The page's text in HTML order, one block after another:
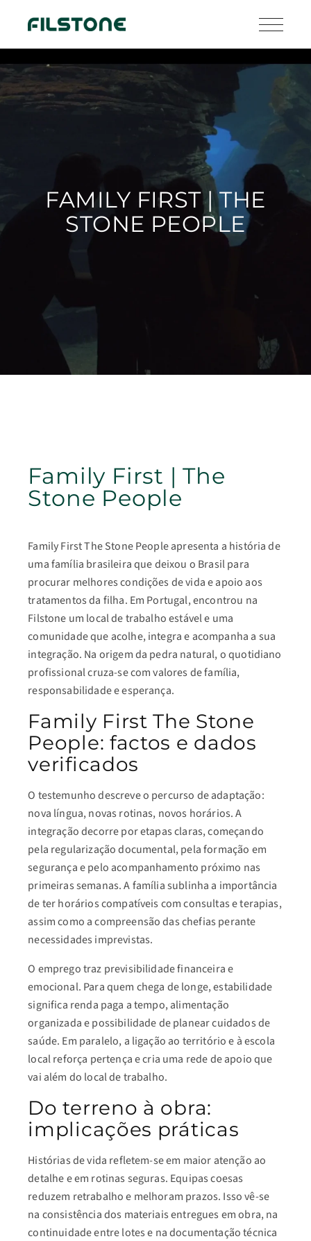
FAMILY FIRST | THE
STONE PEOPLE
Family First | The
Stone People
Family First The Stone People apresenta a história de
uma família brasileira que deixou o Brasil para
procurar melhores condições de vida e apoio aos
tratamentos da filha. Em Portugal, encontrou na
Filstone um local de trabalho estável e uma
comunidade que acolhe, integra e acompanha a sua
integração. Na origem da pedra natural, o quotidiano
profissional cruza-se com valores de família,
responsabilidade e esperança.
Family First The Stone
People: factos e dados
verificados
O testemunho descreve o percurso de adaptação:
nova língua, novas rotinas, novos horários. A
integração decorre por etapas claras, começando
pela regularização documental, pela formação em
segurança e pelo acompanhamento próximo nas
primeiras semanas. A família sublinha a importância
de ter horários compatíveis com consultas e terapias,
assim como a compreensão das chefias perante
necessidades imprevistas.
O emprego traz previsibilidade financeira e
emocional. Para quem chega de longe, estabilidade
significa renda paga a tempo, alimentação
organizada e possibilidade de planear cuidados de
saúde. Em paralelo, a ligação ao território e à escola
local reforça pertença e cria uma rede de apoio que
vai além do local de trabalho.
Do terreno à obra:
implicações práticas
Histórias de vida refletem-se em maior atenção ao
detalhe e em rotinas seguras. Equipas coesas
reduzem retrabalho e melhoram prazos. Isso vê-se
na consistência dos materiais entregues em obra, na
continuidade entre lotes e na documentação técnica